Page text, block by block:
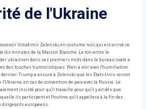
de l'Ukraine
Volodimir Zelenski, en costume noir, qui est arrivé ce
dix minutes de la Maison Blanche. Le ton entre le
ukrainien dans ses premiers mots dans le bureau ovale a
des touches humoristiques. Rien à voir avec l'humiliation
Trump a assuré à Zelenski que les États-Unis seront
en cas de convention de paix avec la Russie. Le
insisté pour qu'il travaille pour qu'il y ait dès que
ils participent et Poutine, qu'il appellera à la fin des
dirigeants européens.